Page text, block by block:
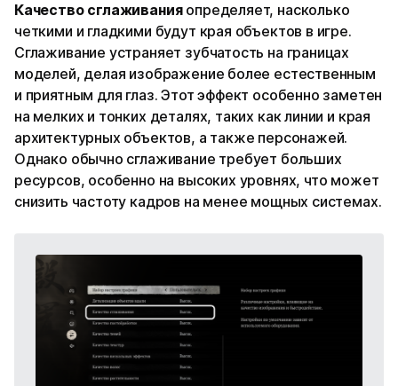
Качество сглаживанияопределяет, насколько
четкими и гладкими будут края объектов в игре.
Сглаживание устраняет зубчатость на границах
моделей, делая изображение более естественным
и приятным для глаз. Этот эффект особенно заметен
на мелких и тонких деталях, таких как линии и края
архитектурных объектов, а также персонажей.
Однако обычно сглаживание требует больших
ресурсов, особенно на высоких уровнях, что может
снизить частоту кадров на менее мощных системах.